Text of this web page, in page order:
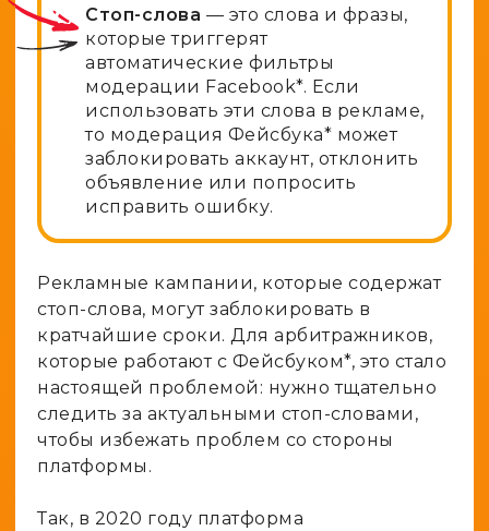
Стоп-слова — это слова и фразы,
которые триггерят
автоматические фильтры
модерации Facebook*. Если
использовать эти слова в рекламе,
то модерация Фейсбука* может
заблокировать аккаунт, отклонить
объявление или попросить
исправить ошибку.
Рекламные кампании, которые содержат
стоп-слова, могут заблокировать в
кратчайшие сроки. Для арбитражников,
которые работают с Фейсбуком*, это стало
настоящей проблемой: нужно тщательно
следить за актуальными стоп-словами,
чтобы избежать проблем со стороны
платформы.
Так, в 2020 году платформа